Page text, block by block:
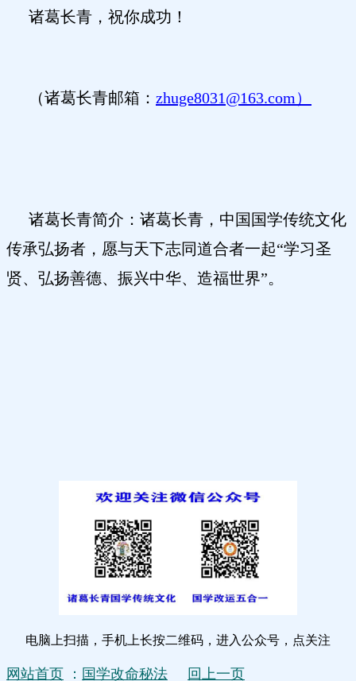
诸葛长青，祝你成功！
（诸葛长青邮箱： zhuge8031@163.com）
诸葛长青简介：诸葛长青，中国国学传统文化
传承弘扬者，愿与天下志同道合者一起“学习圣
贤、弘扬善德、振兴中华、造福世界”。
电脑上扫描，手机上长按二维码，进入公众号，点关注
网站首页 ： 国学改命秘法 回上一页